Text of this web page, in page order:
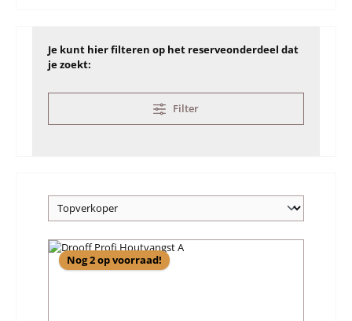
Je kunt hier filteren op het reserveonderdeel dat
je zoekt:
Filter
Nog 2 op voorraad!